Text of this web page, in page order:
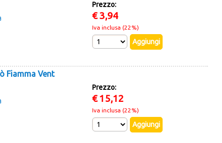
Prezzo:
€3,94
Iva inclusa (22%)
Fiamma Vent
Prezzo:
€15,12
Iva inclusa (22%)